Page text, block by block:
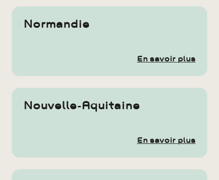
Normandie
En savoir plus
Nouvelle-Aquitaine
En savoir plus